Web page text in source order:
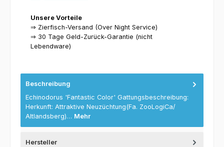
Unsere Vorteile
⇒ Zierfisch-Versand (Over Night Service)
⇒ 30 Tage Geld-Zurück-Garantie (nicht
Lebendware)
Beschreibung
Echinodorus 'Fantastic Color' Gattungsbeschreibung:
Herkunft: Attraktive Neuzüchtung(Fa. ZooLogiCa/
Altlandsberg)… Mehr
Hersteller